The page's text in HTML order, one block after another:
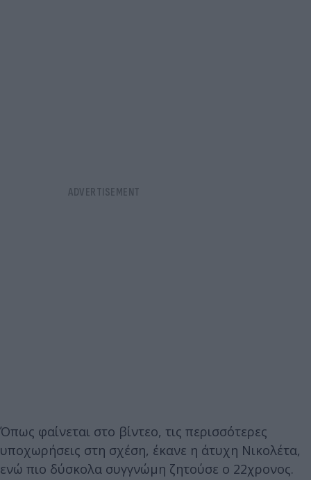
Όπως φαίνεται στο βίντεο, τις περισσότερες
υποχωρήσεις στη σχέση, έκανε η άτυχη Νικολέτα,
ενώ πιο δύσκολα συγγνώμη ζητούσε ο 22χρονος.